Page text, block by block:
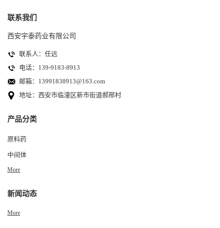
联系我们
西安宇泰药业有限公司
联系人：任远
电话：139-9183-8913
邮箱： 13991838913@163.com
地址：西安市临潼区新市街道郝邢村
产品分类
原料药
中间体
More
新闻动态
More